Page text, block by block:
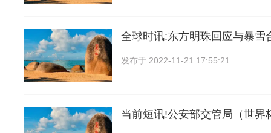
全球时讯:东方明珠回应与暴雪
发布于 2022-11-21 17:55:21
当前短讯!公安部交管局（世界